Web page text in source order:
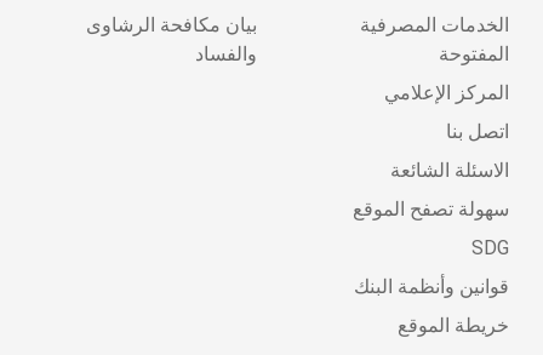
الخدمات المصرفية
المفتوحة
المركز الإعلامي
اتصل بنا
الاسئلة الشائعة
سهولة تصفح الموقع
SDG
قوانين وأنظمة البنك
خريطة الموقع
بيان مكافحة الرشاوى
والفساد